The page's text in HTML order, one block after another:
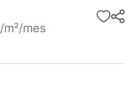
/m²/mes